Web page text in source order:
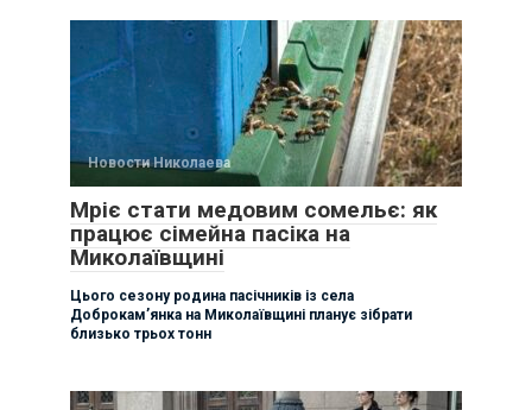
Новости Николаева
Мріє стати медовим сомельє: як
працює сімейна пасіка на
Миколаївщині
Цього сезону родина пасічників із села
Доброкам’янка на Миколаївщині планує зібрати
близько трьох тонн